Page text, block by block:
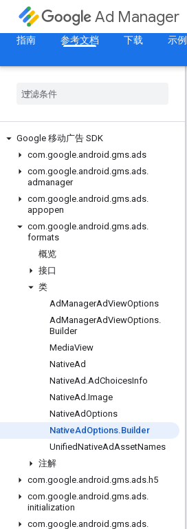
Ad Manager
指南
参考文档 下载 示例
Google 移动广告 SDK
com.google.android .gms.ads
com.google.android .gms.ads.
admanager
com.google.android .gms.ads.
appopen
com.google.android .gms.ads.
formats
概览
接口
类
AdManagerAdViewOptions
AdManagerAdViewOptions.
Builder
MediaView
NativeAd
NativeAd .AdChoicesInfo
NativeAd .Image
NativeAdOptions
NativeAd Options.Builder
UnifiedNativeAdAssetNames
注解
com.google.android .gms.ads.h5
com.google.android .gms.ads.
initialization
com.google.android .gms.ads.